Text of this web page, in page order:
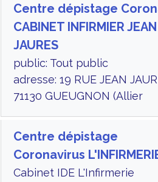
Centre dépistage
CABINET INFIRMIER JEAN
JAURES
public: Tout public
adresse: 19 RUE JEAN
71130 GUEUGNON (Allier
Centre dépistage
Coronavirus
Cabinet IDE L'Infirmerie